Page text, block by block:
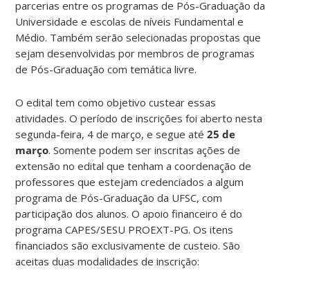
parcerias entre os programas de Pós-Graduação da
Universidade e escolas de níveis Fundamental e
Médio. Também serão selecionadas propostas que
sejam desenvolvidas por membros de programas
de Pós-Graduação com temática livre.
O edital tem como objetivo custear essas
atividades. O período de inscrições foi aberto nesta
segunda-feira, 4 de março, e segue até25 de
março. Somente podem ser inscritas ações de
extensão no edital que tenham a coordenação de
professores que estejam credenciados a algum
programa de Pós-Graduação da UFSC, com
participação dos alunos. O apoio financeiro é do
programa CAPES/SESU PROEXT-PG. Os itens
financiados são exclusivamente de custeio. São
aceitas duas modalidades de inscrição: